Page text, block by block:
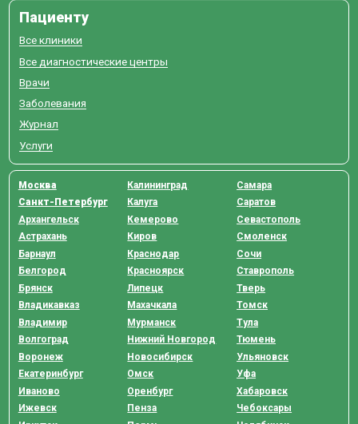
Пациенту
Все клиники
Все диагностические центры
Врачи
Заболевания
Журнал
Услуги
Москва
Санкт-Петербург
Архангельск
Астрахань
Барнаул
Белгород
Брянск
Владикавказ
Владимир
Волгоград
Воронеж
Екатеринбург
Иваново
Ижевск
Калининград
Калуга
Кемерово
Киров
Краснодар
Красноярск
Липецк
Махачкала
Мурманск
Нижний Новгород
Новосибирск
Омск
Оренбург
Пенза
Самара
Саратов
Севастополь
Смоленск
Сочи
Ставрополь
Тверь
Томск
Тула
Тюмень
Ульяновск
Уфа
Хабаровск
Чебоксары